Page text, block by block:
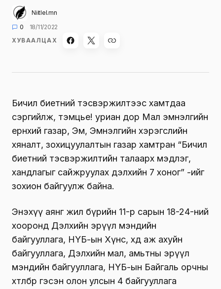
Niitlel.mn
0
18/11/2022
ХУВААЛЦАХ
Бичил биетний тэсвэржилтээс хамтдаа
сэргийлж, тэмцье! уриан дор Мал эмнэлгийн
ерөнхий газар, Эм, Эмнэлгийн хэрэгслийн
хяналт, зохицуулалтын газар хамтран “Бичил
биетний тэсвэржилтийн талаарх мэдлэг,
хандлагыг сайжруулах дэлхийн 7 хоног” -ийг
зохион байгуулж байна.
Энэхүү аянг жил бүрийн 11-р сарын 18-24-ний
хооронд Дэлхийн эрүүл мэндийн
байгууллага, НҮБ-ын Хүнс, хөдөө аж ахуйн
байгууллага, Дэлхийн мал, амьтны эрүүл
мэндийн байгууллага, НҮБ-ын Байгаль орчны
хөтөлбөр гэсэн олон улсын 4 байгууллага